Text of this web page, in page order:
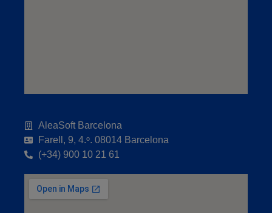
AleaSoft Barcelona
Farell, 9, 4.ᵒ. 08014 Barcelona
(+34) 900 10 21 61